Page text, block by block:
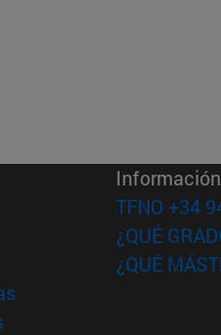
ventana)
ventana)
en nueva ventana)
(abre en nueva ventana)
(abre en nueva ventana)
Información
TFNO +34
¿QUÉ
¿QUÉ